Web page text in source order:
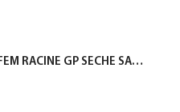
LILAS SHAMP EXT FEM RACINE GP SECHE SAUMON 350ML